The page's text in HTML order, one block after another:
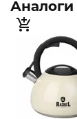
Аналоги